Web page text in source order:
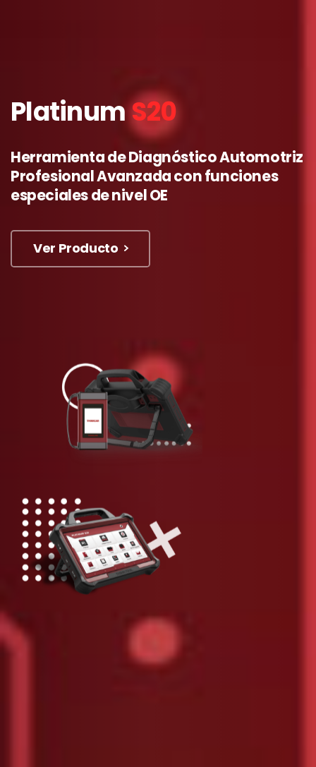
PlatinumS20
HerramientadeDiagnósticoAutomotriz
ProfesionalAvanzadaconfunciones
especialesdenivelOE
Ver Producto